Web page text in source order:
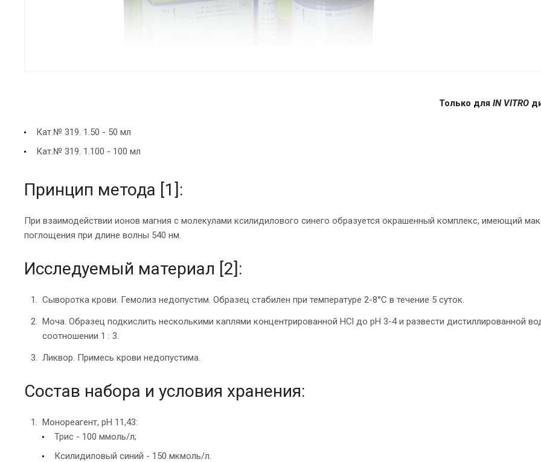
Только для IN VITRO
Кат.№ 319. 1.50 - 50 мл
Кат.№ 319. 1.100 - 100 мл
Принцип метода [1]:
При взаимодействии ионов магния с молекулами ксилидилового синего образуется окрашенный комплекс, имеющий
поглощения при длине волны 540 нм.
Исследуемый материал [2]:
Сыворотка крови. Гемолиз недопустим. Образец стабилен при температуре 2-8°С в течение 5 суток.
Моча. Образец подкислить несколькими каплями концентрированной HCl до рН 3-4 и развести дистиллированной
соотношении 1 : 3.
Ликвор. Примесь крови недопустима.
Состав набора и условия хранения:
Монореагент, рН 11,43:
Трис - 100 ммоль/л;
Ксилидиловый синий - 150 мкмоль/л.